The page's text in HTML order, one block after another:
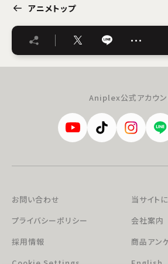
アニメトップ
…
Aniplex公式アカウン
お問い合わせ
当サイト
プライバシーポリシー
会社案内
採用情報
商品アン